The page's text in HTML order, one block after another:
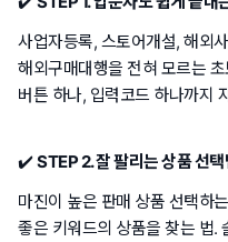
사업자등록, 스토어개설, 해외
해외구매대행을 전혀 모르는
버튼 하나, 입력코드 하나까지
✔️STEP 2. 잘 팔리는 상품 선택
마진이 높은 판매 상품 선택하
좋은 키워드의 상품을 찾는 법.